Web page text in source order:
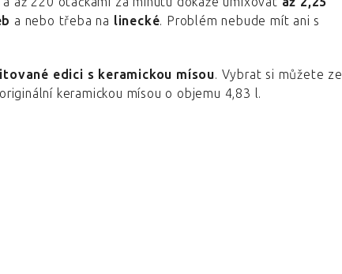
a nebo třeba na linecké. Problém nebude mít ani s
edici s keramickou mísou. Vybrat si můžete ze
keramickou mísou o objemu 4,83 l.